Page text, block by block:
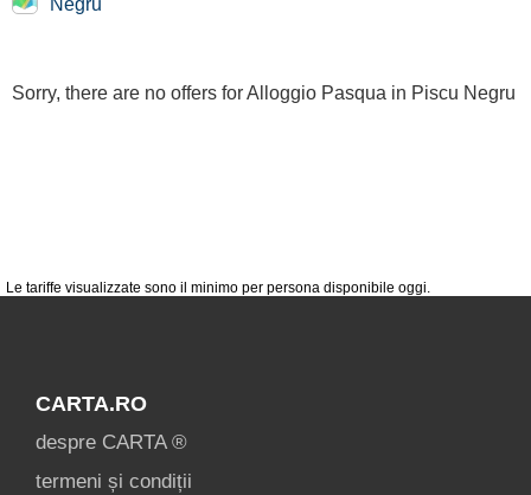
Negru
Le tariffe visualizzate sono il minimo per persona disponibile oggi.
Sorry, there are no offers for Alloggio Pasqua in Piscu Negru
o unitate de
despre C A
login
CARTA.RO
despre CARTA ®
termeni și condiții